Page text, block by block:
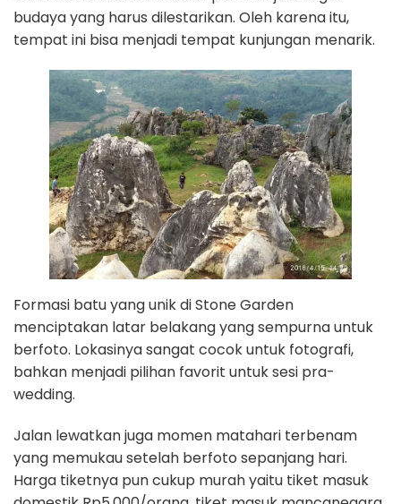
budaya yang harus dilestarikan. Oleh karena itu,
tempat ini bisa menjadi tempat kunjungan menarik.
Formasi batu yang unik di Stone Garden
menciptakan latar belakang yang sempurna untuk
berfoto. Lokasinya sangat cocok untuk fotografi,
bahkan menjadi pilihan favorit untuk sesi pra-
wedding.
Jalan lewatkan juga momen matahari terbenam
yang memukau setelah berfoto sepanjang hari.
Harga tiketnya pun cukup murah yaitu tiket masuk